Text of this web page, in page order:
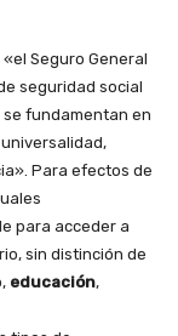
Seguro General
seguridad social
fundamentan en
Para efectos de
para acceder a
sin distinción de
educación,